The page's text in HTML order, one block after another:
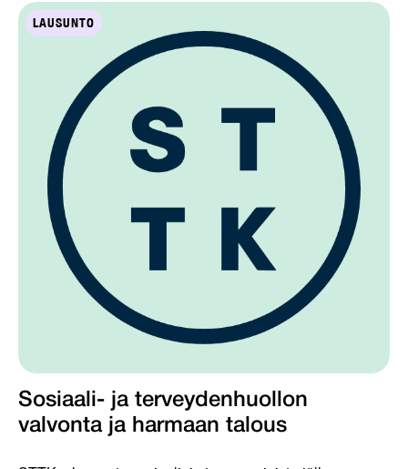
LAUSUNTO
Sosiaali- ja terveydenhuollon
valvonta ja harmaan talous